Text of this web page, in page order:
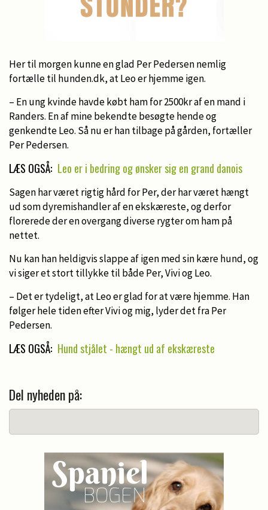
Her til morgen kunne en glad Per Pedersen nemlig
fortælle til hunden.dk, at Leo er hjemme igen.
– En ung kvinde havde købt ham for 2500kr af en mand i
Randers. En af mine bekendte besøgte hende og
genkendte Leo. Så nu er han tilbage på gården, fortæller
Per Pedersen.
LÆS OGSÅ: Leo er i bedring og ønsker sig en grand danois
Sagen har været rigtig hård for Per, der har været hængt
ud som dyremishandler af en ekskæreste, og derfor
florerede der en overgang diverse rygter om ham på
nettet.
Nu kan han heldigvis slappe af igen med sin kære hund, og
vi siger et stort tillykke til både Per, Vivi og Leo.
– Det er tydeligt, at Leo er glad for at være hjemme. Han
følger hele tiden efter Vivi og mig, lyder det fra Per
Pedersen.
LÆS OGSÅ: Hund stjålet - hængt ud af ekskæreste
Del nyheden på: